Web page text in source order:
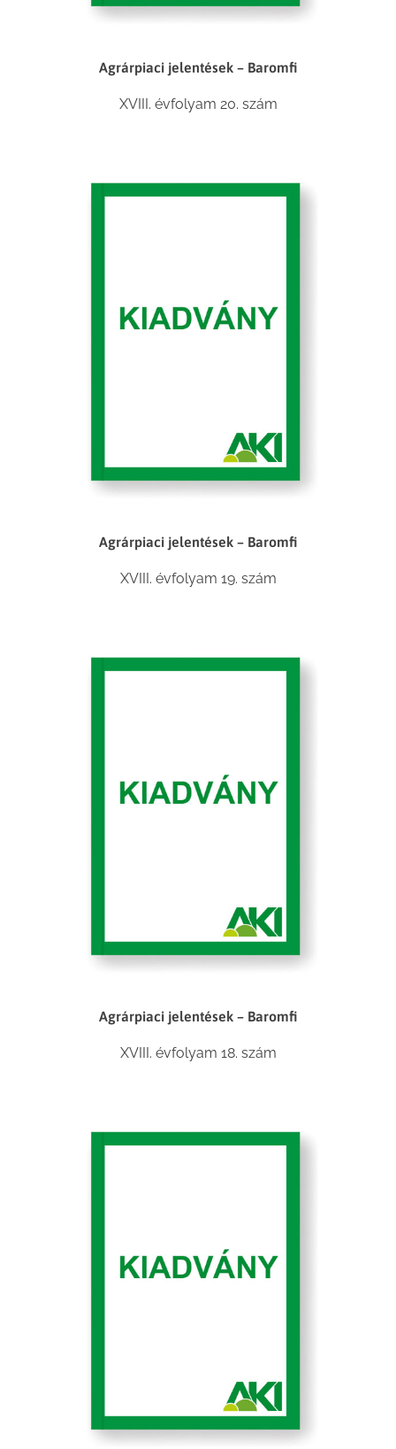
Agrárpiaci jelentések – Baromfi
XVIII. évfolyam 20. szám
Agrárpiaci jelentések – Baromfi
XVIII. évfolyam 19. szám
Agrárpiaci jelentések – Baromfi
XVIII. évfolyam 18. szám